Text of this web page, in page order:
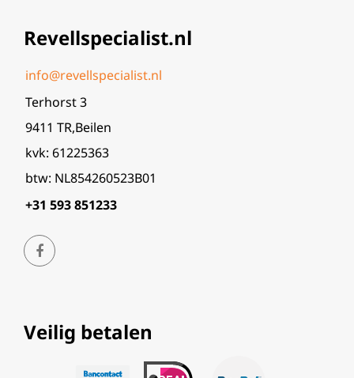
Revellspecialist.nl
info@revellspecialist.nl
Terhorst 3
9411 TR,Beilen
kvk: 61225363
btw: NL854260523B01
+31 593 851233
Veilig betalen